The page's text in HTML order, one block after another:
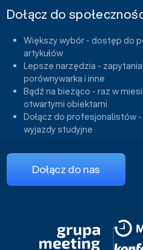
Dołącz do
Większy wybór - dostęp do
artykułów
Lepsze narzędzia -
porównywarka i inne
Bądź na bieżąco - raz w
otwartymi obiektami
Dołącz do profesjonalistów
wyjazdy studyjne
Dołącz do nas